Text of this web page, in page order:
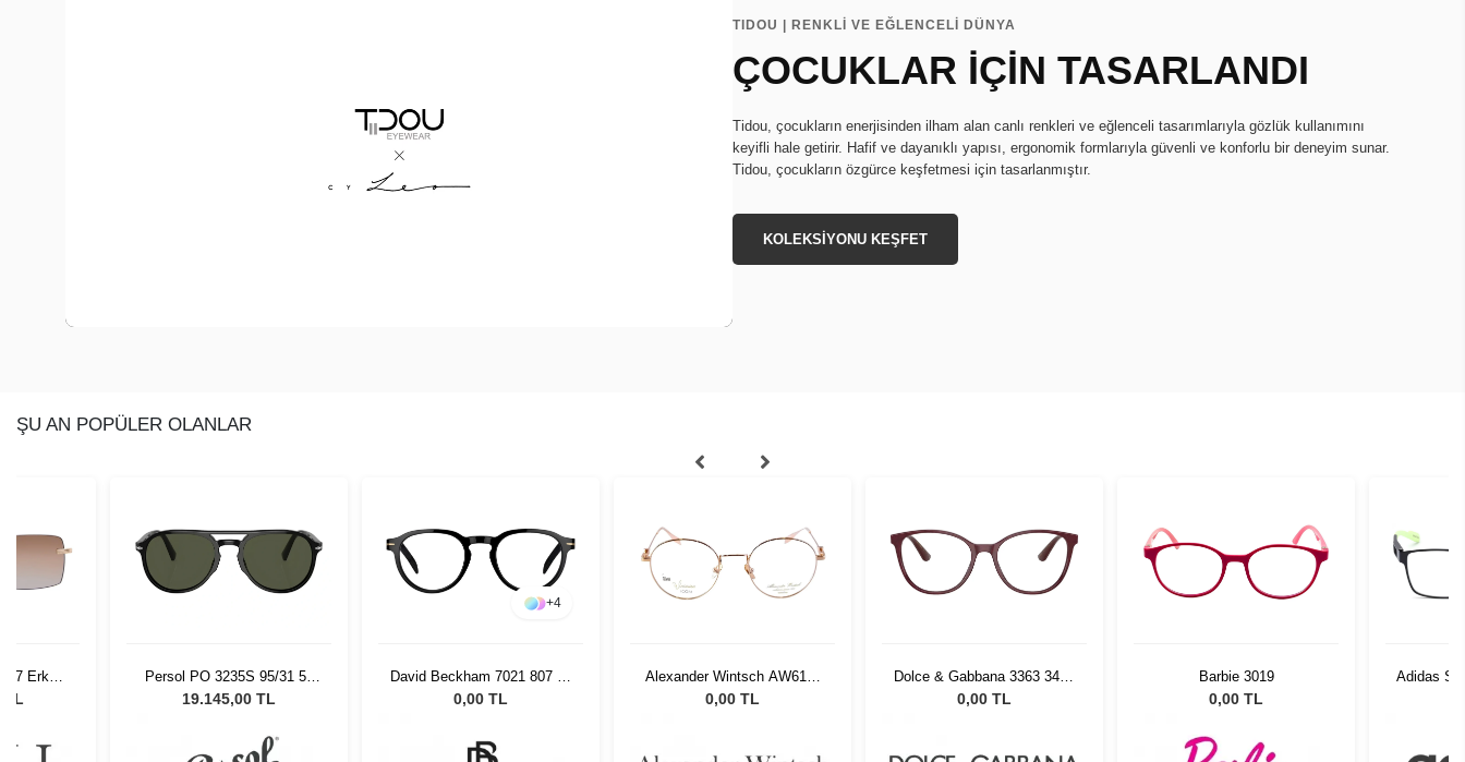
TIDOU | RENKLİ VE EĞLENCELİ DÜNYA
ÇOCUKLAR İÇİN TASARLANDI
Tidou, çocukların enerjisinden ilham alan canlı renkleri ve eğlenceli tasarımlarıyla gözlük kullanımını
keyifli hale getirir. Hafif ve dayanıklı yapısı, ergonomik formlarıyla güvenli ve konforlu bir deneyim sunar.
Tidou, çocukların özgürce keşfetmesi için tasarlanmıştır.
KOLEKSİYONU KEŞFET
ŞU AN POPÜLER OLANLAR
57 Erkek
TL
Persol PO 3235S 95/31 55
Unisex Güneş Gözlüğü
19.145,00 TL
+4
David Beckham 7021 807 48
22
0,00 TL
Alexander Wintsch AW6119
C1
0,00 TL
Dolce & Gabbana 3363 3442
54
0,00 TL
Barbie 3019
0,00 TL
Adidas